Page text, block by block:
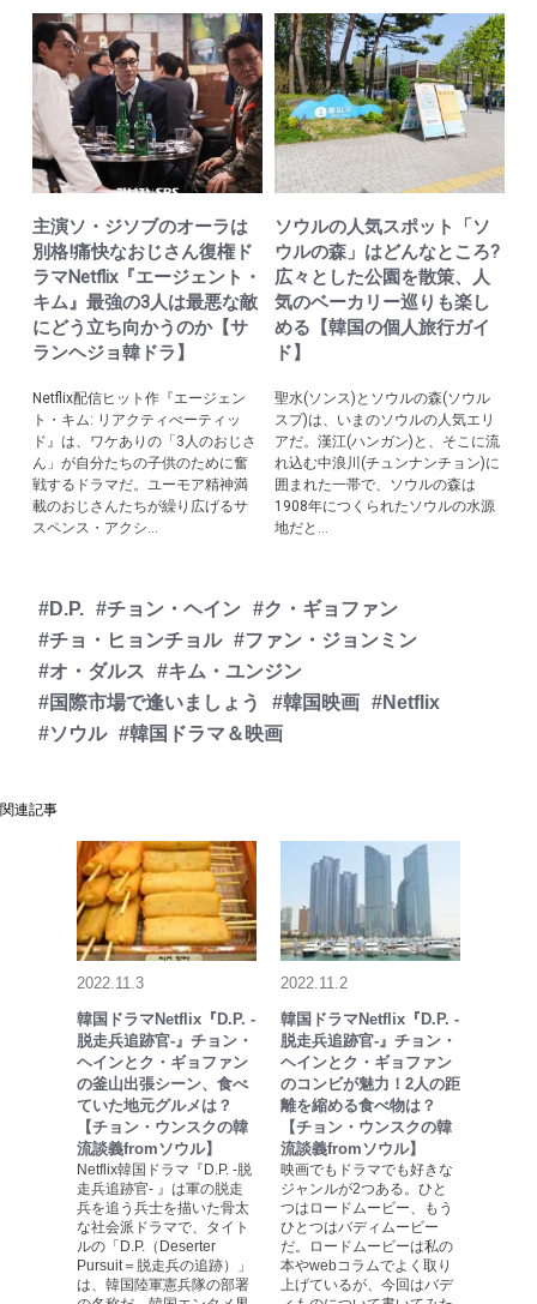
主演ソ・ジソブのオーラは
別格!痛快なおじさん復権ド
ラマNetflix『エージェント・
キム』最強の3人は最悪な敵
にどう立ち向かうのか【サ
ランヘジョ韓ドラ】
Netflix配信ヒット作『エージェン
ト・キム: リアクティべーティッ
ド』は、ワケありの「3人のおじさ
ん」が自分たちの子供のために奮
戦するドラマだ。ユーモア精神満
載のおじさんたちが繰り広げるサ
スペンス・アクシ...
ソウルの人気スポット「ソ
ウルの森」はどんなところ?
広々とした公園を散策、人
気のベーカリー巡りも楽し
める【韓国の個人旅行ガイ
ド】
聖水(ソンス)とソウルの森(ソウル
スプ)は、いまのソウルの人気エリ
アだ。漢江(ハンガン)と、そこに流
れ込む中浪川(チュンナンチョン)に
囲まれた一帯で、ソウルの森は
1908年につくられたソウルの水源
地だと...
#D.P. #チョン・ヘイン #ク・ギョファン
#チョ・ヒョンチョル #ファン・ジョンミン
#オ・ダルス
#キム・ユンジン
#国際市場で逢いましょう
#韓国映画 #Netflix
#ソウル #韓国ドラマ＆映画
関連記事
2022.11.3
韓国ドラマNetflix『D.P. -
脱走兵追跡官-』チョン・
ヘインとク・ギョファン
の釜山出張シーン、食べ
ていた地元グルメは？
【チョン・ウンスクの韓
流談義fromソウル】
Netflix韓国ドラマ『D.P. -脱
走兵追跡官- 』は軍の脱走
兵を追う兵士を描いた骨太
な社会派ドラマで、タイト
ルの「D.P.（Deserter
Pursuit＝脱走兵の追跡）」
は、韓国陸軍憲兵隊の部署
2022.11.2
韓国ドラマNetflix『D.P. -
脱走兵追跡官-』チョン・
ヘインとク・ギョファン
のコンビが魅力！2人の距
離を縮める食べ物は？
【チョン・ウンスクの韓
流談義fromソウル】
映画でもドラマでも好きな
ジャンルが2つある。ひと
つはロードムービー、もう
ひとつはバディムービー
だ。ロードムービーは私の
本やwebコラムでよく取り
上げているが、今回はバデ